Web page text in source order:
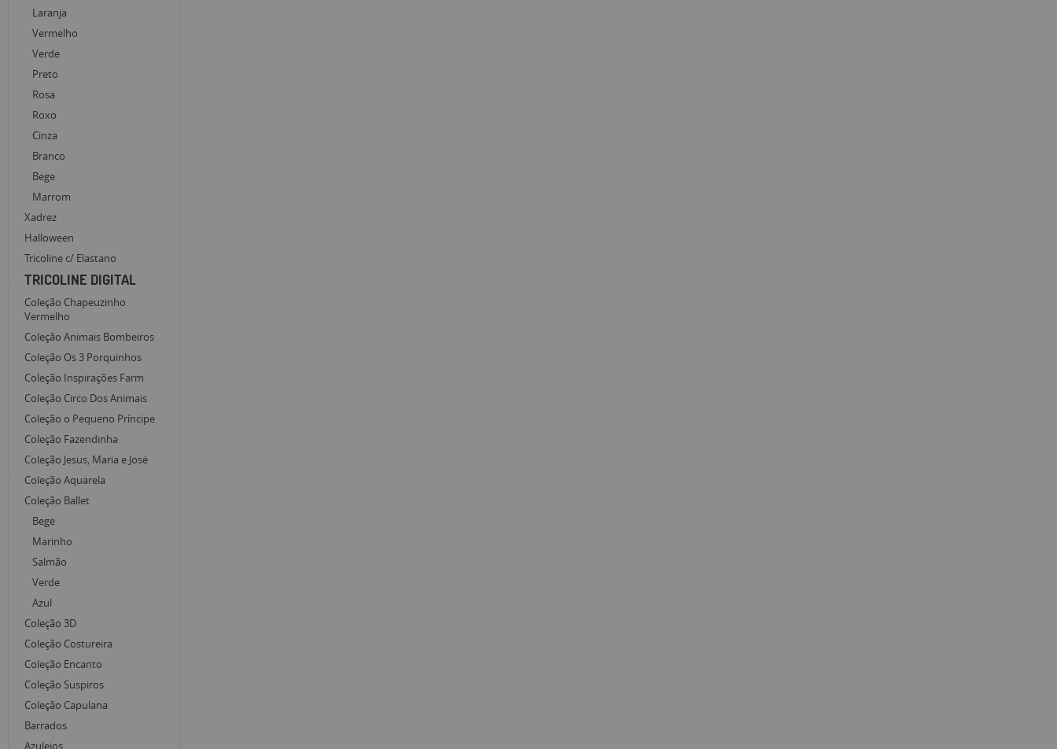
Laranja
Vermelho
Verde
Preto
Rosa
Roxo
Cinza
Branco
Bege
Marrom
Xadrez
Halloween
Tricoline c/ Elastano
TRICOLINE DIGITAL
Coleção Chapeuzinho
Vermelho
Coleção Animais Bombeiros
Coleção Os 3 Porquinhos
Coleção Inspirações Farm
Coleção Circo Dos Animais
Coleção o Pequeno Príncipe
Coleção Fazendinha
Coleção Jesus, Maria e José
Coleção Aquarela
Coleção Ballet
Bege
Marinho
Salmão
Verde
Azul
Coleção 3D
Coleção Costureira
Coleção Encanto
Coleção Suspiros
Coleção Capulana
Barrados
Azulejos